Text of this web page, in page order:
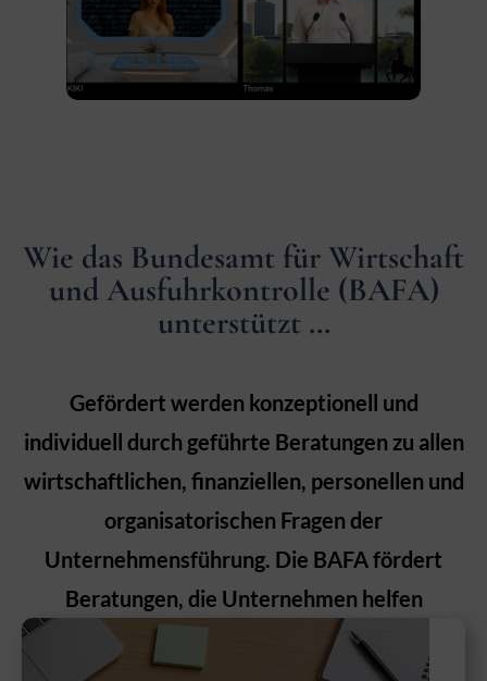
Wie das Bundesamt für Wirtschaft
und Ausfuhrkontrolle (BAFA)
unterstützt …
Gefördert werden konzeptionell und
individuell durch geführte Beratungen zu allen
wirtschaftlichen, finanziellen, personellen und
organisatorischen Fragen der
Unternehmensführung. Die BAFA fördert
Beratungen, die Unternehmen helfen